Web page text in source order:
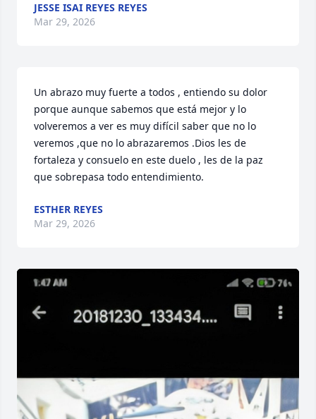
JESSE ISAI REYES REYES
Mar 29, 2026
Un abrazo muy fuerte a todos , entiendo su dolor
porque aunque sabemos que está mejor y lo
volveremos a ver es muy difícil saber que no lo
veremos ,que no lo abrazaremos .Dios les de
fortaleza y consuelo en este duelo , les de la paz
que sobrepasa todo entendimiento.
ESTHER REYES
Mar 29, 2026